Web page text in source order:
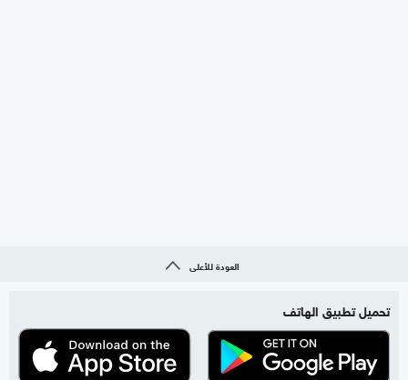
العودة للأعلى
تحميل تطبيق الهاتف